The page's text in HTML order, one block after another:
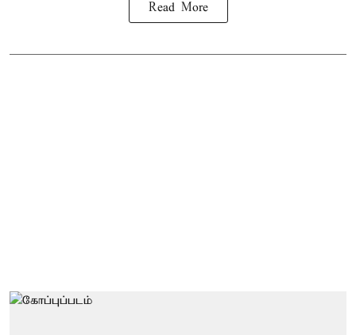
Read More